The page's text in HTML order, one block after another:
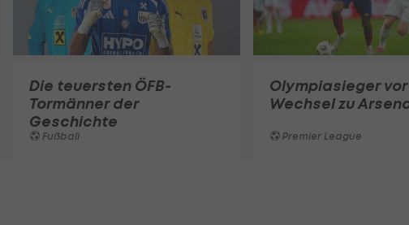
Die teuersten ÖFB-
Tormänner der
Geschichte
Fußball
Olympiasieger vor
Wechsel zu
Premier League